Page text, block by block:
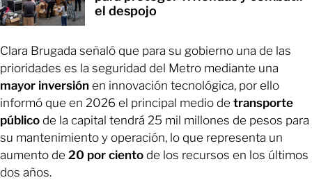
el despojo
Clara Brugada señaló que para su gobierno una de las
prioridades es la seguridad del Metro mediante una
mayor inversión en innovación tecnológica, por ello
informó que en 2026 el principal medio de transporte
público de la capital tendrá 25 mil millones de pesos para
su mantenimiento y operación, lo que representa un
aumento de 20 por ciento de los recursos en los últimos
dos años.